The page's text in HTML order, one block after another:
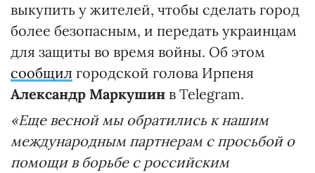
выкупить у жителей, чтобы сделать город
более безопасным, и передать украинцам
для защиты во время войны. Об этом
сообщил городской голова Ирпеня
Александр Маркушин в Telegram.
«Еще весной мы обратились к нашим
международным партнерам с просьбой о
помощи в борьбе с российским